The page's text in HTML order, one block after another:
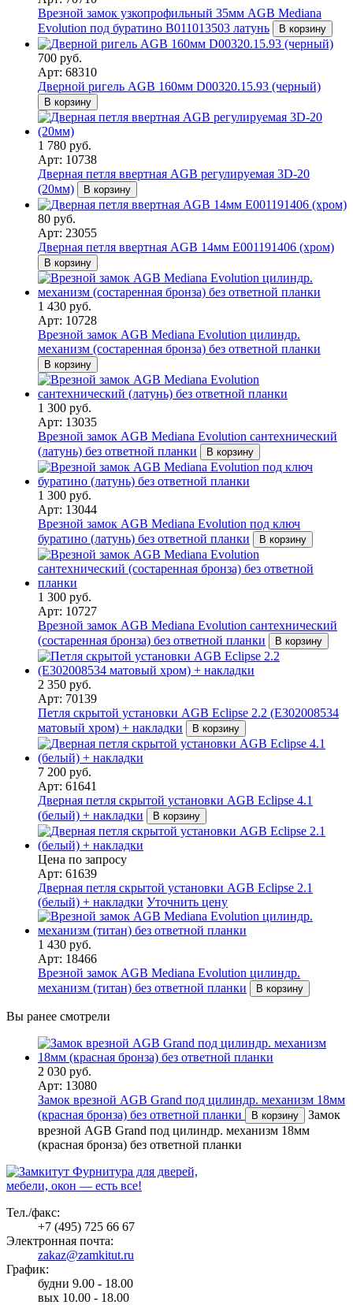
Врезной замок узкопрофильный 35мм AGB Mediana
Evolution под буратино B011013503 латунь
В корзину
700 руб.
Арт: 68310
Дверной ригель AGB 160мм D00320.15.93 (черный)
В корзину
1 780 руб.
Арт: 10738
Дверная петля ввертная AGB регулируемая 3D-20
(20мм)
В корзину
80 руб.
Арт: 23055
Дверная петля ввертная AGB 14мм Е001191406 (хром)
В корзину
1 430 руб.
Арт: 10728
Врезной замок AGB Mediana Evolution цилиндр.
механизм (состаренная бронза) без ответной планки
В корзину
1 300 руб.
Арт: 13035
Врезной замок AGB Mediana Evolution сантехнический
(латунь) без ответной планки
В корзину
1 300 руб.
Арт: 13044
Врезной замок AGB Mediana Evolution под ключ
буратино (латунь) без ответной планки
В корзину
1 300 руб.
Арт: 10727
Врезной замок AGB Mediana Evolution сантехнический
(состаренная бронза) без ответной планки
В корзину
2 350 руб.
Арт: 70139
Петля скрытой установки AGB Eclipse 2.2 (E302008534
матовый хром) + накладки
В корзину
7 200 руб.
Арт: 61641
Дверная петля скрытой установки AGB Eclipse 4.1
(белый) + накладки
В корзину
Цена по запросу
Арт: 61639
Дверная петля скрытой установки AGB Eclipse 2.1
(белый) + накладки Уточнить цену
1 430 руб.
Арт: 18466
Врезной замок AGB Mediana Evolution цилиндр.
механизм (титан) без ответной планки
В корзину
Вы ранее смотрели
2 030 руб.
Арт: 13080
Замок врезной AGB Grand под цилиндр. механизм 18мм
(красная бронза) без ответной планки
В корзину
Замок
врезной AGB Grand под цилиндр. механизм 18мм
(красная бронза) без ответной планки
Фурнитура для дверей,
мебели, окон — есть все!
Тел./факс:
+7 (495) 725 66 67
Электронная почта:
zakaz@zamkitut.ru
График:
будни 9.00 - 18.00
вых 10.00 - 18.00